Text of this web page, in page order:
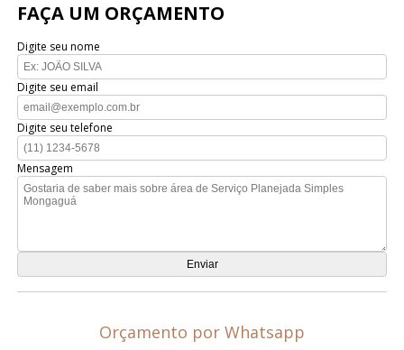
FAÇA UM ORÇAMENTO
Digite seu nome
Digite seu email
Digite seu telefone
Mensagem
Orçamento por Whatsapp